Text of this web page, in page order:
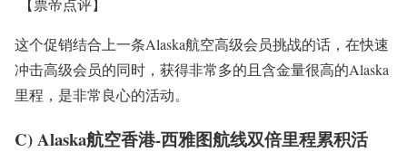
【票帝点评】
这个促销结合上一条Alaska航空高级会员挑战的话，在快速
冲击高级会员的同时，获得非常多的且含金量很高的Alaska
里程，是非常良心的活动。
C) Alaska航空香港-西雅图航线双倍里程累积活